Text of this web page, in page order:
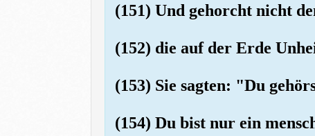
(151) Und gehorcht nicht
(152) die auf der Erde
(153) Sie sagten: "Du
(154) Du bist nur ein